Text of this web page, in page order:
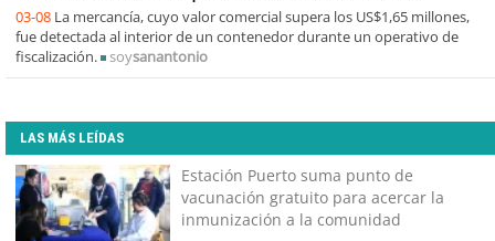
03-08 La mercancía, cuyo valor comercial supera los US$1,65 millones,
fue detectada al interior de un contenedor durante un operativo de
fiscalización.
soysanantonio
LAS MÁS LEÍDAS
Estación Puerto suma punto de
vacunación gratuito para acercar la
inmunización a la comunidad